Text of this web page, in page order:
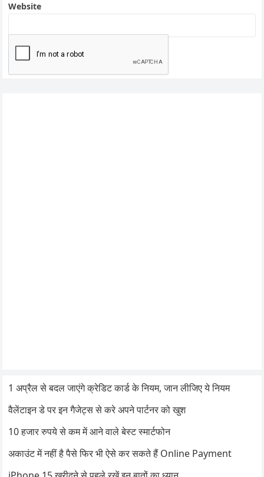
Website
1 अप्रैल से बदल जाएंगे क्रेडिट कार्ड के नियम, जान लीजिए ये नियम
वैलेंटाइन डे पर इन गैजेट्स से करे अपने पार्टनर को खुश
10 हजार रुपये से कम में आने वाले बेस्ट स्मार्टफोन
अकाउंट में नहीं है पैसे फिर भी ऐसे कर सकते हैं Online Payment